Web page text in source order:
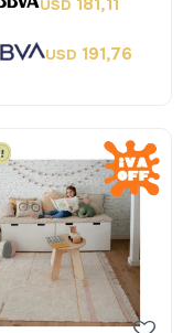
USD
USD 191,76